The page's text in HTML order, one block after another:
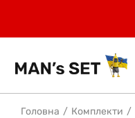
Головна Комплекти